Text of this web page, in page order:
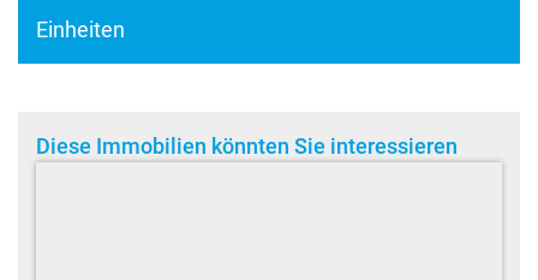
Einheiten
Diese Immobilien könnten Sie interessieren